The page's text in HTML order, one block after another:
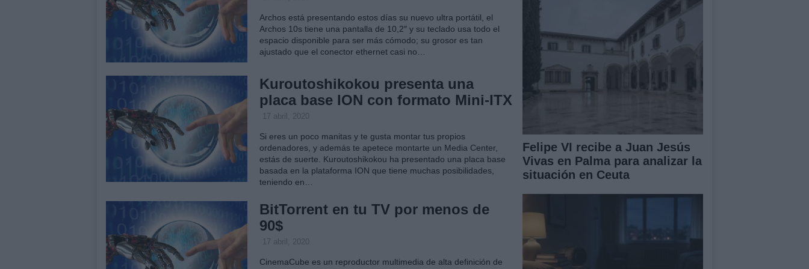
Archos está presentando estos días su nuevo ultra portátil, el
Archos 10s tiene una pantalla de 10,2″ y su teclado usa todo el
espacio disponible para ser más cómodo; su grosor es tan
ajustado que el conector ethernet casi no…
Kuroutoshikokou presenta una
placa base ION con formato Mini-ITX
17 abril, 2020
Si eres un poco manitas y te gusta montar tus propios
ordenadores, y además te apetece montarte un Media Center,
estás de suerte. Kuroutoshikokou ha presentado una placa base
basada en la plataforma ION que tiene muchas posibilidades,
teniendo en…
BitTorrent en tu TV por menos de
90$
17 abril, 2020
CinemaCube es un reproductor multimedia de alta definición de
Felipe VI recibe a Juan Jesús
Vivas en Palma para analizar la
situación en Ceuta